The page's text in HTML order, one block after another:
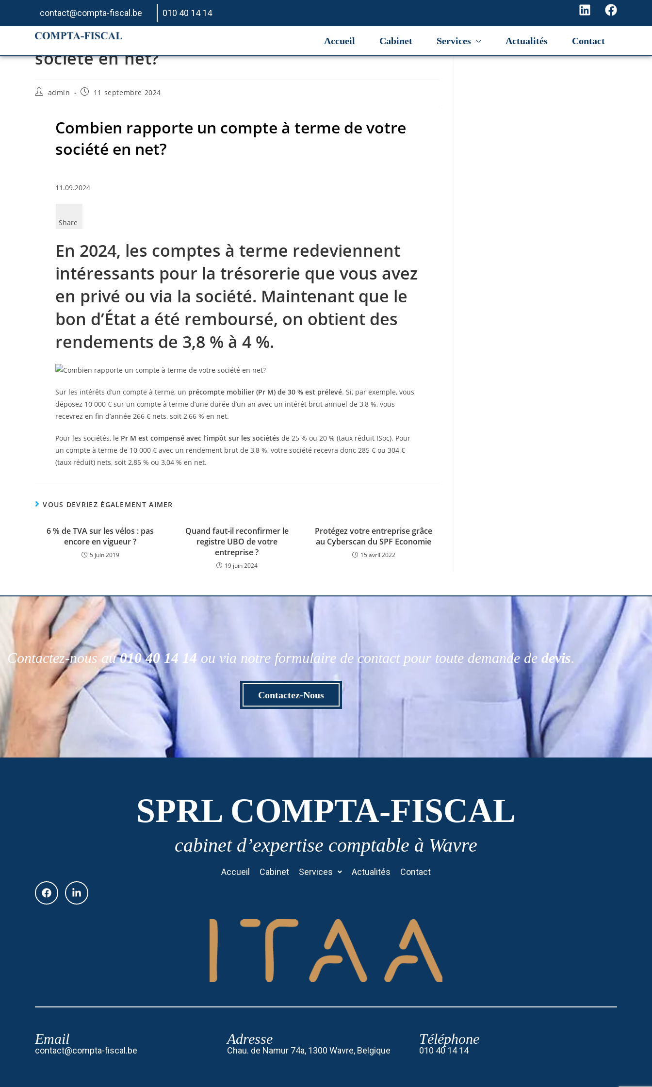
contact@compta-fiscal.be 010 40 14 14
Accueil Cabinet Services Actualités Contact
Combien rapporte un compte à terme de votre
société en net?
admin 11 septembre 2024
Combien rapporte un compte à terme de votre
société en net?
11.09.2024
Share
En 2024, les comptes à terme redeviennent
intéressants pour la trésorerie que vous avez
en privé ou via la société. Maintenant que le
bon d’État a été remboursé, on obtient des
rendements de 3,8 % à 4 %.
Sur les intérêts d’un compte à terme, un précompte mobilier (Pr M) de 30 % est prélevé. Si, par exemple, vous
déposez 10 000 € sur un compte à terme d’une durée d’un an avec un intérêt brut annuel de 3,8 %, vous
recevrez en fin d’année 266 € nets, soit 2,66 % en net.
Pour les sociétés, le Pr M est compensé avec l’impôt sur les sociétés de 25 % ou 20 % (taux réduit ISoc). Pour
un compte à terme de 10 000 € avec un rendement brut de 3,8 %, votre société recevra donc 285 € ou 304 €
(taux réduit) nets, soit 2,85 % ou 3,04 % en net.
VOUS DEVRIEZ ÉGALEMENT AIMER
6 % de TVA sur les vélos : pas
encore en vigueur ?
5 juin 2019
Quand faut-il reconfirmer le
registre UBO de votre
entreprise ?
19 juin 2024
Protégez votre entreprise grâce
au Cyberscan du SPF Economie
15 avril 2022
Contactez-nous au010 40 14 14 ou via notre formulaire de contact pour toute demande de devis.
Contactez-Nous
SPRL COMPTA-FISCAL
cabinet d’expertise comptable à Wavre
Accueil Cabinet Services Actualités Contact
Email
contact@compta-fiscal.be
Adresse
Chau. de Namur 74a, 1300 Wavre, Belgique
Téléphone
010 40 14 14